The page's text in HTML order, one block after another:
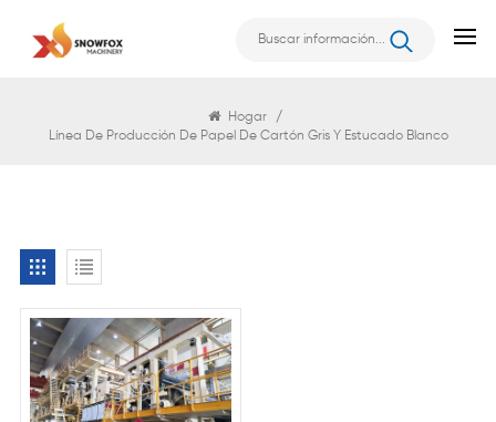
Hogar
/
Línea De Producción De Papel De Cartón Gris Y Estucado Blanco